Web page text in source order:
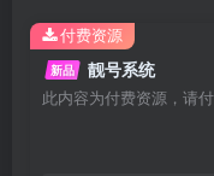
新品 靓号系统
此内容为付费资源，请
付费资源